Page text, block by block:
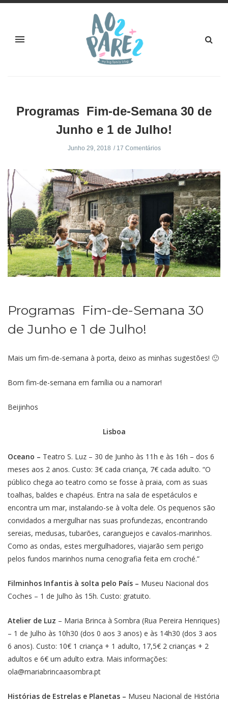
Programas Fim-de-Semana 30 de
Junho e 1 de Julho!
Junho 29, 2018 17 Comentários
Programas Fim-de-Semana 30
de Junho e 1 de Julho!
Mais um fim-de-semana à porta, deixo as minhas sugestões! 🙂
Bom fim-de-semana em família ou a namorar!
Beijinhos
Lisboa
Oceano – Teatro S. Luz – 30 de Junho às 11h e às 16h – dos 6
meses aos 2 anos. Custo: 3€ cada criança, 7€ cada adulto. “O
público chega ao teatro como se fosse à praia, com as suas
toalhas, baldes e chapéus. Entra na sala de espetáculos e
encontra um mar, instalando-se à volta dele. Os pequenos são
convidados a mergulhar nas suas profundezas, encontrando
sereias, medusas, tubarões, caranguejos e cavalos-marinhos.
Como as ondas, estes mergulhadores, viajarão sem perigo
pelos fundos marinhos numa cenografia feita em croché.”
Filminhos Infantis à solta pelo País – Museu Nacional dos
Coches – 1 de Julho às 15h. Custo: gratuito.
Atelier de Luz – Maria Brinca à Sombra (Rua Pereira Henriques)
– 1 de Julho às 10h30 (dos 0 aos 3 anos) e às 14h30 (dos 3 aos
6 anos). Custo: 10€ 1 criança + 1 adulto, 17,5€ 2 crianças + 2
adultos e 6€ um adulto extra. Mais informações:
ola@mariabrincaasombra.pt
Histórias de Estrelas e Planetas – Museu Nacional de História